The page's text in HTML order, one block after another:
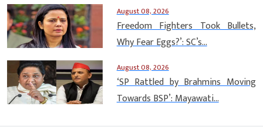
August 08, 2026
Freedom Fighters Took Bullets,
Why Fear Eggs?’: SC’s...
August 08, 2026
‘SP Rattled by Brahmins Moving
Towards BSP’: Mayawati...